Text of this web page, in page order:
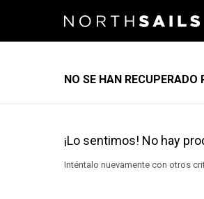
NO SE HAN RECUPERADO
¡Lo sentimos! No hay
Inténtalo nuevamente con otros